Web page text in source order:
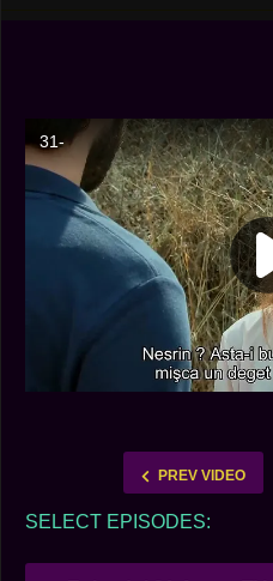
PREV VIDEO
SELECT EPISODES: